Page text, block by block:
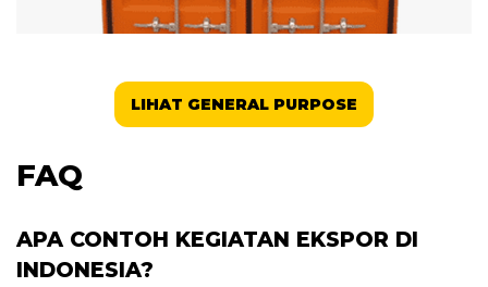
LIHAT GENERAL PURPOSE
FAQ
APA CONTOH KEGIATAN EKSPOR DI
INDONESIA?